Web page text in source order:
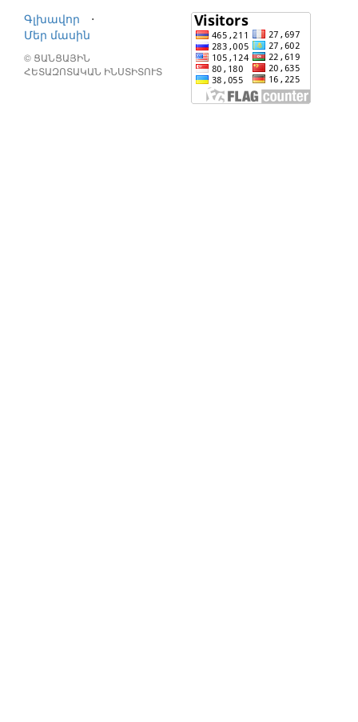
Գլխավոր
⋅
Մեր մասին
© ՑԱՆՑԱՅԻՆ
ՀԵՏԱԶՈՏԱԿԱՆ ԻՆՍՏԻՏՈՒՏ